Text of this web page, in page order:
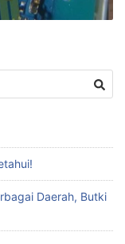
Daerah, Butki